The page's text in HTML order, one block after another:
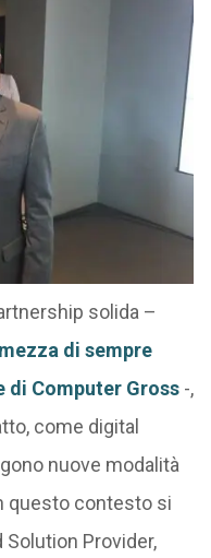
solida –
di sempre
di Computer Gross-,
come digital
nuove modalità
questo contesto si
Solution Provider,